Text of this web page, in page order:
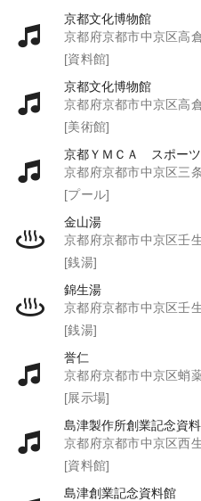
京都文化博物館
京都府京都市中京区高
[資料館]
京都文化博物館
京都府京都市中京区高
[美術館]
京都ＹＭＣＡ スポー
京都府京都市中京区三
[プール]
金山湯
京都府京都市中京区壬
[銭湯]
錦生湯
京都府京都市中京区壬
[銭湯]
誉仁
京都府京都市中京区蛸
[展示場]
島津製作所創業記念資
京都府京都市中京区西
[資料館]
島津創業記念資料館